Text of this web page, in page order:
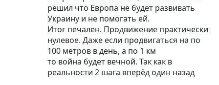
решил что Европа не будет развивать
Украину и не помогать ей.
Итог печален. Продвижение практически
нулевое. Даже если продвигаться на по
100 метров в день, а по 1 км
то война будет вечной. Так как в
реальности 2 шага вперёд один назад